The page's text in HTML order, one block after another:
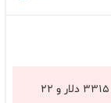
قیمت هر اونس طلا امروز با ۱.۰۲ درصد کاهش به ۳۳۱۵ دلار و ۲۲